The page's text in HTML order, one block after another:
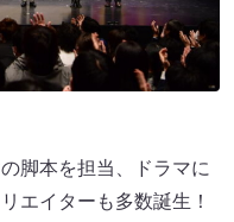
脚本を担当、ドラマに
エイターも多数誕生！